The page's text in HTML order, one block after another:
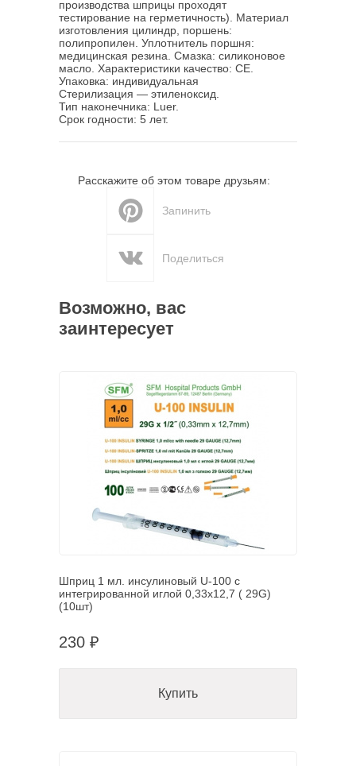
производства шприцы проходят
тестирование на герметичность). Материал
изготовления цилиндр, поршень:
полипропилен. Уплотнитель поршня:
медицинская резина. Смазка: силиконовое
масло. Характеристики качество: CE.
Упаковка: индивидуальная
Стерилизация — этиленоксид.
Тип наконечника: Luer.
Срок годности: 5 лет.
Расскажите об этом товаре друзьям:
Запинить
Поделиться
Возможно, вас
заинтересует
Шприц 1 мл. инсулиновый U-100 с
интегрированной иглой 0,33х12,7 ( 29G)
(10шт)
230 ₽
Купить